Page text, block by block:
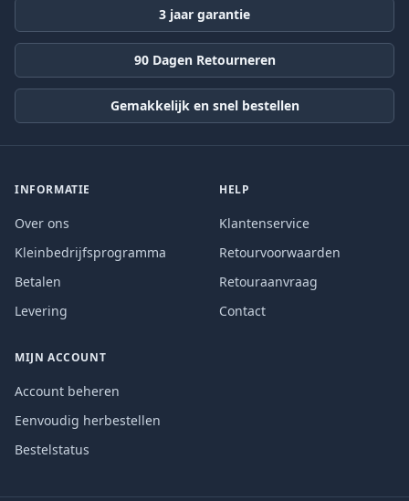
3 jaar garantie
90 Dagen Retourneren
Gemakkelijk en snel bestellen
INFORMATIE
Over ons
Kleinbedrijfsprogramma
Betalen
Levering
HELP
Klantenservice
Retourvoorwaarden
Retouraanvraag
Contact
MIJN ACCOUNT
Account beheren
Eenvoudig herbestellen
Bestelstatus